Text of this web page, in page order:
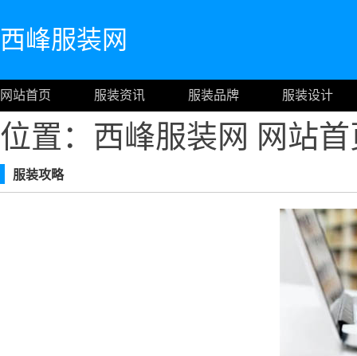
西峰服装网
网站首页 服装资讯 服装品牌 服装设计
位置：西峰服装网 网站
服装攻略